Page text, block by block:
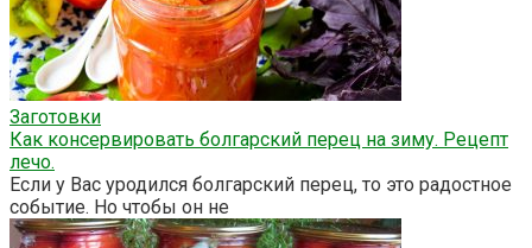
Заготовки
Как консервировать болгарский перец на зиму. Рецепт
лечо.
Если у Вас уродился болгарский перец, то это радостное
событие. Но чтобы он не